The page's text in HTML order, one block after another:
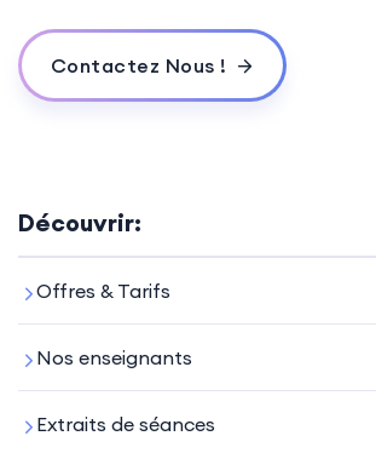
Contactez Nous !
Découvrir:
Offres & Tarifs
Nos enseignants
Extraits de séances